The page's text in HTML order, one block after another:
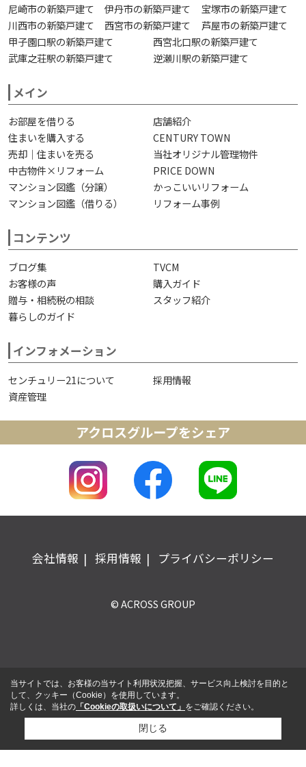
尼崎市の新築戸建て 伊丹市の新築戸建て
宝塚市の新築戸建て
川西市の新築戸建て
西宮市の新築戸建て
芦屋市の新築戸建て
甲子園口駅の新築戸建て
西宮北口駅の新築戸建て
武庫之荘駅の新築戸建て
逆瀬川駅の新築戸建て
メイン
お部屋を借りる
店舗紹介
住まいを購入する
CENTURY TOWN
売却｜住まいを売る
当社オリジナル管理物件
中古物件×リフォーム
PRICE DOWN
マンション図鑑（分譲）
かっこいいリフォーム
マンション図鑑（借りる）
リフォーム事例
コンテンツ
ブログ集
TVCM
お客様の声
購入ガイド
贈与・相続税の相談
スタッフ紹介
暮らしのガイド
インフォメーション
センチュリー21について
採用情報
資産管理
アクロスグループをシェア
会社情報 採用情報 プライバシーポリシー
© ACROSS GROUP
当サイトでは、お客様の当サイト利用状況把握、サービス向上検討を目的と
して、クッキー（Cookie）を使用しています。
詳しくは、当社の 「Cookieの取扱いについて」 をご確認ください。
閉じる